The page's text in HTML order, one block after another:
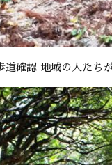
確認 地域の人たち